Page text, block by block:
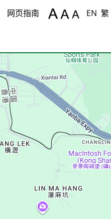
Body
网页指南 EN 繁